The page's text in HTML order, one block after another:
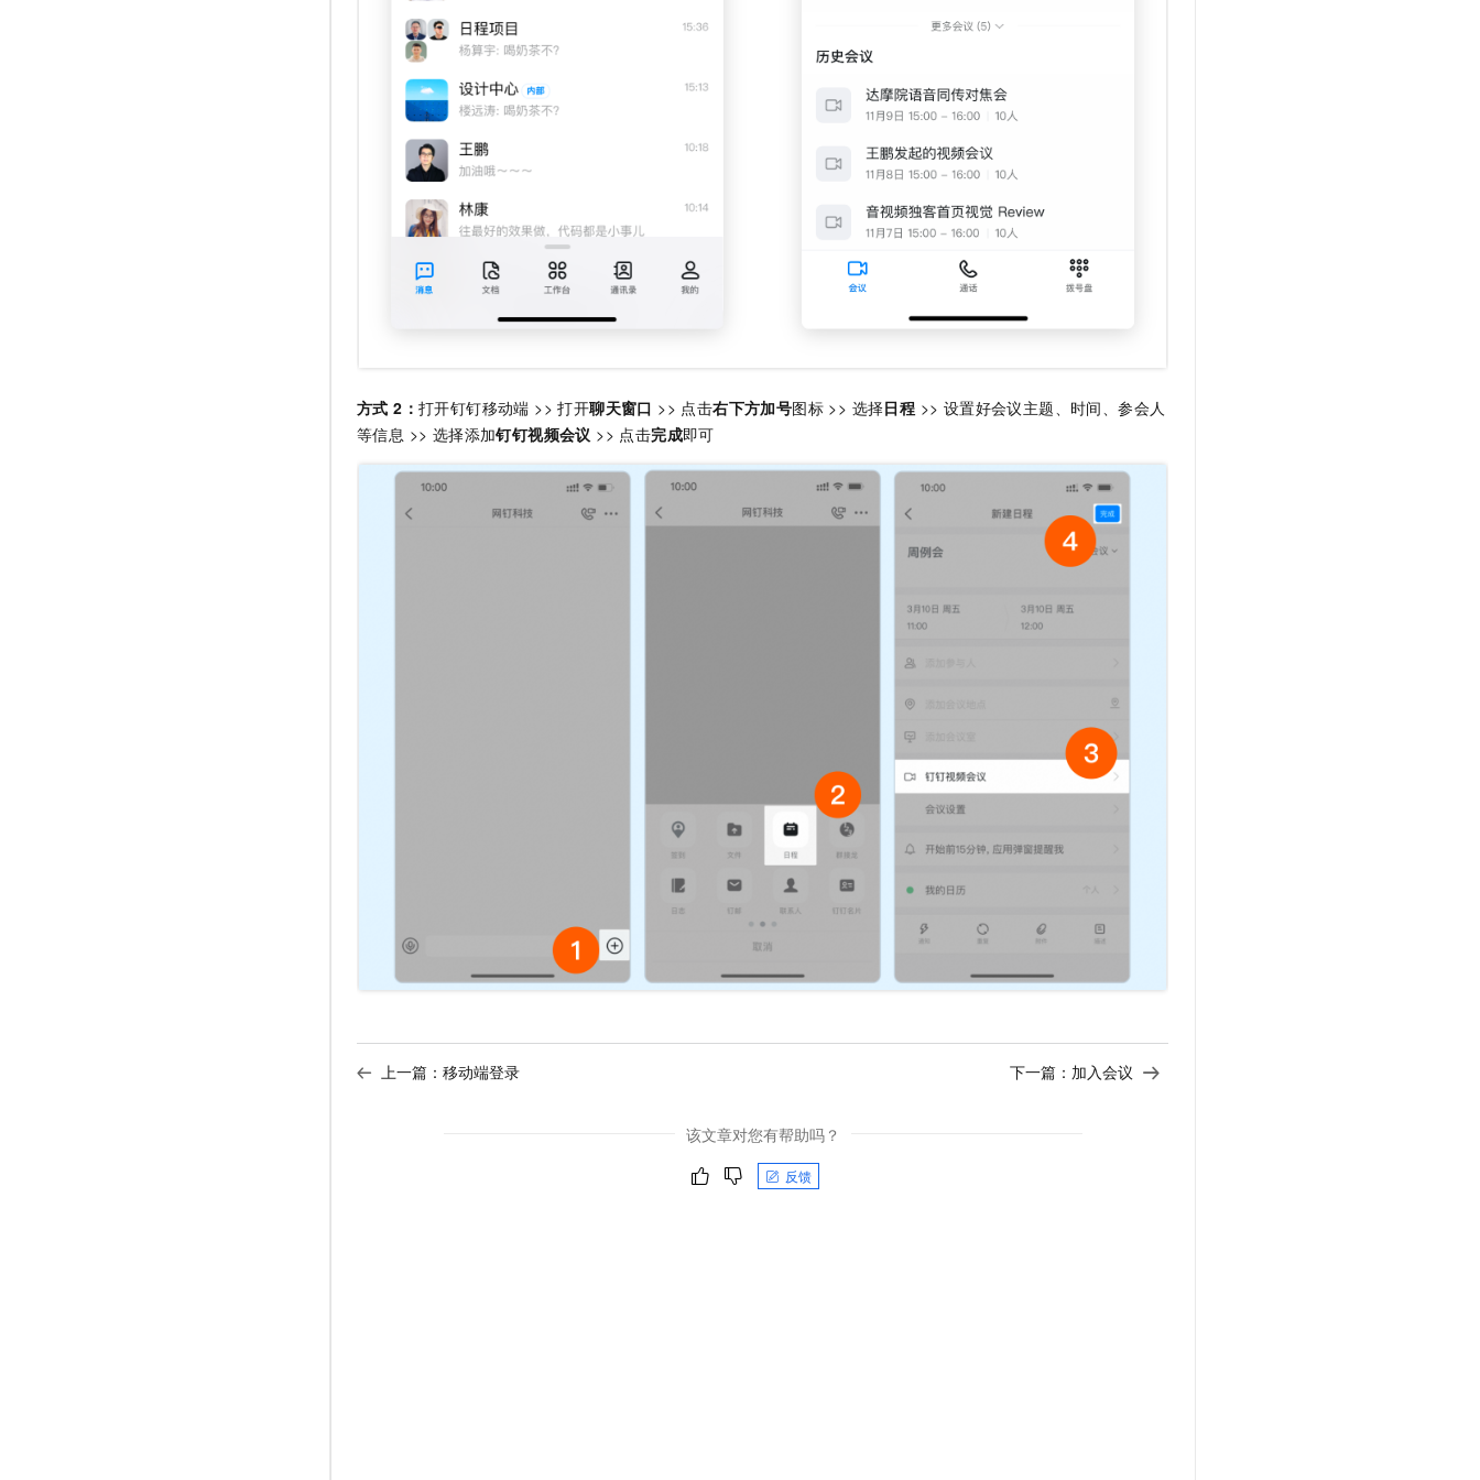
方式 2： 打开钉钉移动端 >> 打开聊天窗口 >> 点击右下方加号图标 >> 选择日程 >> 设置好会议主题、时间、参会人
等信息 >> 选择添加钉钉视频会议 >> 点击完成即可
上一篇： 移动端登录 下一篇： 加入会议
该文章对您有帮助吗？
反馈